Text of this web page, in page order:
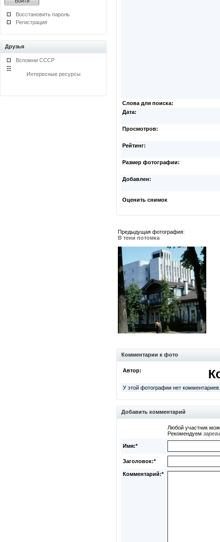
Восстановить пароль
Регистрация
Друзья
Вспомни СССР
Интересные ресурсы
Слова для поиска:
Дата:
Просмотров:
Рейтинг:
Размер фотографии:
Добавлен:
Оценить снимок
Предыдущая фотография:
В тени потомка
Комментарии к фото
Автор:
У этой фотографии нет комментариев.
Добавить комментарий
Любой участник
Рекомендуем
Имя:*
Заголовок:*
Комментарий:*